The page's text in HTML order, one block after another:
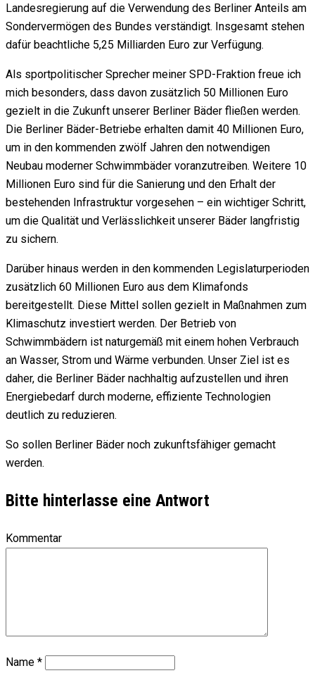
Landesregierung auf die Verwendung des Berliner Anteils am
Sondervermögen des Bundes verständigt. Insgesamt stehen
dafür beachtliche 5,25 Milliarden Euro zur Verfügung.
Als sportpolitischer Sprecher meiner SPD-Fraktion freue ich
mich besonders, dass davon zusätzlich 50 Millionen Euro
gezielt in die Zukunft unserer Berliner Bäder fließen werden.
Die Berliner Bäder-Betriebe erhalten damit 40 Millionen Euro,
um in den kommenden zwölf Jahren den notwendigen
Neubau moderner Schwimmbäder voranzutreiben. Weitere 10
Millionen Euro sind für die Sanierung und den Erhalt der
bestehenden Infrastruktur vorgesehen – ein wichtiger Schritt,
um die Qualität und Verlässlichkeit unserer Bäder langfristig
zu sichern.
Darüber hinaus werden in den kommenden Legislaturperioden
zusätzlich 60 Millionen Euro aus dem Klimafonds
bereitgestellt. Diese Mittel sollen gezielt in Maßnahmen zum
Klimaschutz investiert werden. Der Betrieb von
Schwimmbädern ist naturgemäß mit einem hohen Verbrauch
an Wasser, Strom und Wärme verbunden. Unser Ziel ist es
daher, die Berliner Bäder nachhaltig aufzustellen und ihren
Energiebedarf durch moderne, effiziente Technologien
deutlich zu reduzieren.
So sollen Berliner Bäder noch zukunftsfähiger gemacht
werden.
Bitte hinterlasse eine Antwort
Kommentar
Name *